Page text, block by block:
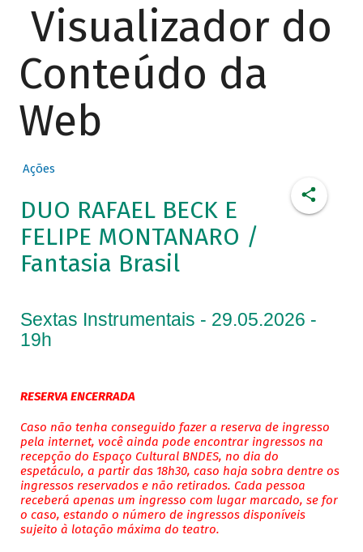
Visualizador do
Conteúdo da
Web
Ações
DUO RAFAEL BECK E
FELIPE MONTANARO /
Fantasia Brasil
Sextas Instrumentais - 29.05.2026 -
19h
RESERVA ENCERRADA
Caso não tenha conseguido fazer a reserva de ingresso
pela internet, você ainda pode encontrar ingressos na
recepção do Espaço Cultural BNDES, no dia do
espetáculo, a partir das 18h30, caso haja sobra dentre os
ingressos reservados e não retirados. Cada pessoa
receberá apenas um ingresso com lugar marcado, se for
o caso, estando o número de ingressos disponíveis
sujeito à lotação máxima do teatro.